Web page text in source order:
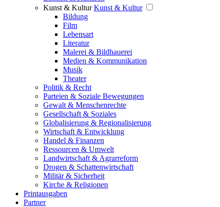
Kunst & Kultur Kunst & Kultur
Bildung
Film
Lebensart
Literatur
Malerei & Bildhauerei
Medien & Kommunikation
Musik
Theater
Politik & Recht
Parteien & Soziale Bewegungen
Gewalt & Menschenrechte
Gesellschaft & Soziales
Globalisierung & Regionalisierung
Wirtschaft & Entwicklung
Handel & Finanzen
Ressourcen & Umwelt
Landwirtschaft & Agrarreform
Drogen & Schattenwirtschaft
Militär & Sicherheit
Kirche & Religionen
Printausgaben
Partner